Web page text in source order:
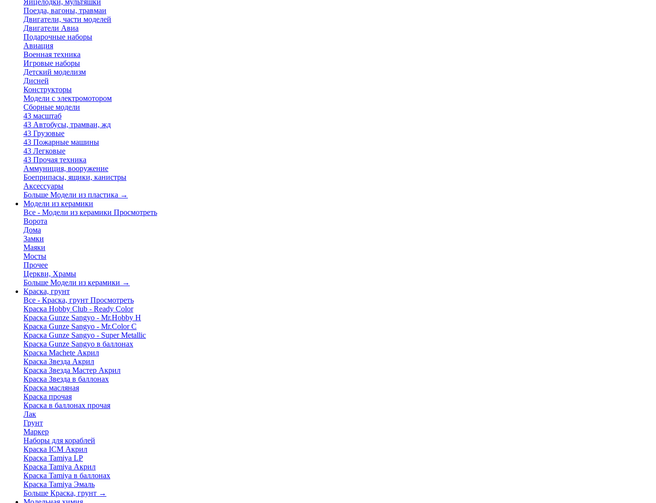
Яйцелодки, мультяшки
Поезда, вагоны, травмаи
Двигатели, части моделей
Двигатели Авиа
Подарочные наборы
Авиация
Военная техника
Игровые наборы
Детский моделизм
Дисней
Конструкторы
Модели с электромотором
Сборные модели
43 масштаб
43 Автобусы, трамваи, жд
43 Грузовые
43 Пожарные машины
43 Легковые
43 Прочая техника
Аммуниция, вооружение
Боеприпасы, ящики, канистры
Аксессуары
Больше Модели из пластика →
Модели из керамики
Все - Модели из керамики Просмотреть
Ворота
Дома
Замки
Маяки
Мосты
Прочее
Церкви, Храмы
Больше Модели из керамики →
Краска, грунт
Все - Краска, грунт Просмотреть
Краска Hobby Club - Ready Color
Краска Gunze Sangyo - Mr.Hobby H
Краска Gunze Sangyo - Mr.Color C
Краска Gunze Sangyo - Super Metallic
Краска Gunze Sangyo в баллонах
Краска Machete Акрил
Краска Звезда Акрил
Краска Звезда Мастер Акрил
Краска Звезда в баллонах
Краска масляная
Краска прочая
Краска в баллонах прочая
Лак
Грунт
Маркер
Наборы для кораблей
Краска ICM Акрил
Краска Tamiya LP
Краска Tamiya Акрил
Краска Tamiya в баллонах
Краска Tamiya Эмаль
Больше Краска, грунт →